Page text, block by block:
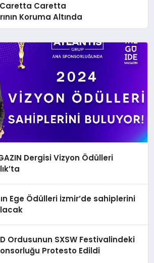
Caretta Caretta
Koruma Altında
Dergisi Vizyon Ödülleri
Ege Ödülleri İzmir’de sahiplerini
Ordusunun SXSW Festivalindeki
Protesto Edildi